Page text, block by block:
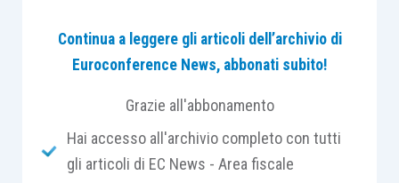
beni);
redditi diversi di natura immobiliare
Resta inteso che, qualora l’attività svolta dalla
Continua a leggere gli articoli dell’archivio di
Euroconference News, abbonati subito!
Grazie all'abbonamento
Hai accesso all'archivio completo con tutti
gli articoli di EC News - Area fiscale